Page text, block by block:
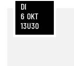
DI
6 OKT
13U30